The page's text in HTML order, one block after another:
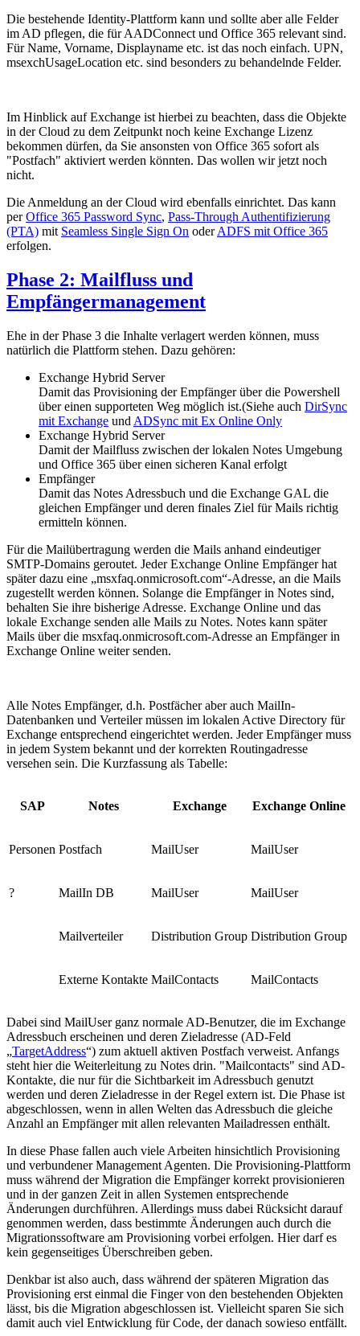
Die bestehende Identity-Plattform kann und sollte aber alle Felder
im AD pflegen, die für AADConnect und Office 365 relevant sind.
Für Name, Vorname, Displayname etc. ist das noch einfach. UPN,
msexchUsageLocation etc. sind besonders zu behandelnde Felder.
Im Hinblick auf Exchange ist hierbei zu beachten, dass die Objekte
in der Cloud zu dem Zeitpunkt noch keine Exchange Lizenz
bekommen dürfen, da Sie ansonsten von Office 365 sofort als
"Postfach" aktiviert werden könnten. Das wollen wir jetzt noch
nicht.
Die Anmeldung an der Cloud wird ebenfalls einrichtet. Das kann
perOffice 365 Password Sync, Pass-Through Authentifizierung
(PTA) mit Seamless Single Sign On oderADFS mit Office 365
erfolgen.
Phase 2: Mailfluss und
Empfängermanagement
Ehe in der Phase 3 die Inhalte verlagert werden können, muss
natürlich die Plattform stehen. Dazu gehören:
Exchange Hybrid Server
Damit das Provisioning der Empfänger über die Powershell
über einen supporteten Weg möglich ist.(Siehe auch DirSync
mit Exchange und ADSync mit Ex Online Only
Exchange Hybrid Server
Damit der Mailfluss zwischen der lokalen Notes Umgebung
und Office 365 über einen sicheren Kanal erfolgt
Empfänger
Damit das Notes Adressbuch und die Exchange GAL die
gleichen Empfänger und deren finales Ziel für Mails richtig
ermitteln können.
Für die Mailübertragung werden die Mails anhand eindeutiger
SMTP-Domains geroutet. Jeder Exchange Online Empfänger hat
später dazu eine „msxfaq.onmicrosoft.com“-Adresse, an die Mails
zugestellt werden können. Solange die Empfänger in Notes sind,
behalten Sie ihre bisherige Adresse. Exchange Online und das
lokale Exchange senden alle Mails zu Notes. Notes kann später
Mails über die msxfaq.onmicrosoft.com-Adresse an Empfänger in
Exchange Online weiter senden.
Alle Notes Empfänger, d.h. Postfächer aber auch MailIn-
Datenbanken und Verteiler müssen im lokalen Active Directory für
Exchange entsprechend eingerichtet werden. Jeder Empfänger muss
in jedem System bekannt und der korrekten Routingadresse
versehen sein. Die Kurzfassung als Tabelle:
SAP Notes Exchange Exchange Online
Personen Postfach MailUser MailUser
? MailIn DB MailUser MailUser
Mailverteiler Distribution Group Distribution Group
Externe Kontakte MailContacts MailContacts
Dabei sind MailUser ganz normale AD-Benutzer, die im Exchange
Adressbuch erscheinen und deren Zieladresse (AD-Feld
„TargetAddress“) zum aktuell aktiven Postfach verweist. Anfangs
steht hier die Weiterleitung zu Notes drin. "Mailcontacts" sind AD-
Kontakte, die nur für die Sichtbarkeit im Adressbuch genutzt
werden und deren Zieladresse in der Regel extern ist. Die Phase ist
abgeschlossen, wenn in allen Welten das Adressbuch die gleiche
Anzahl an Empfänger mit allen relevanten Mailadressen enthält.
In diese Phase fallen auch viele Arbeiten hinsichtlich Provisioning
und verbundener Management Agenten. Die Provisioning-Plattform
muss während der Migration die Empfänger korrekt provisionieren
und in der ganzen Zeit in allen Systemen entsprechende
Änderungen durchführen. Allerdings muss dabei Rücksicht darauf
genommen werden, dass bestimmte Änderungen auch durch die
Migrationssoftware am Provisioning vorbei erfolgen. Hier darf es
kein gegenseitiges Überschreiben geben.
Denkbar ist also auch, dass während der späteren Migration das
Provisioning erst einmal die Finger von den bestehenden Objekten
lässt, bis die Migration abgeschlossen ist. Vielleicht sparen Sie sich
damit auch viel Entwicklung für Code, der danach sowieso entfällt.